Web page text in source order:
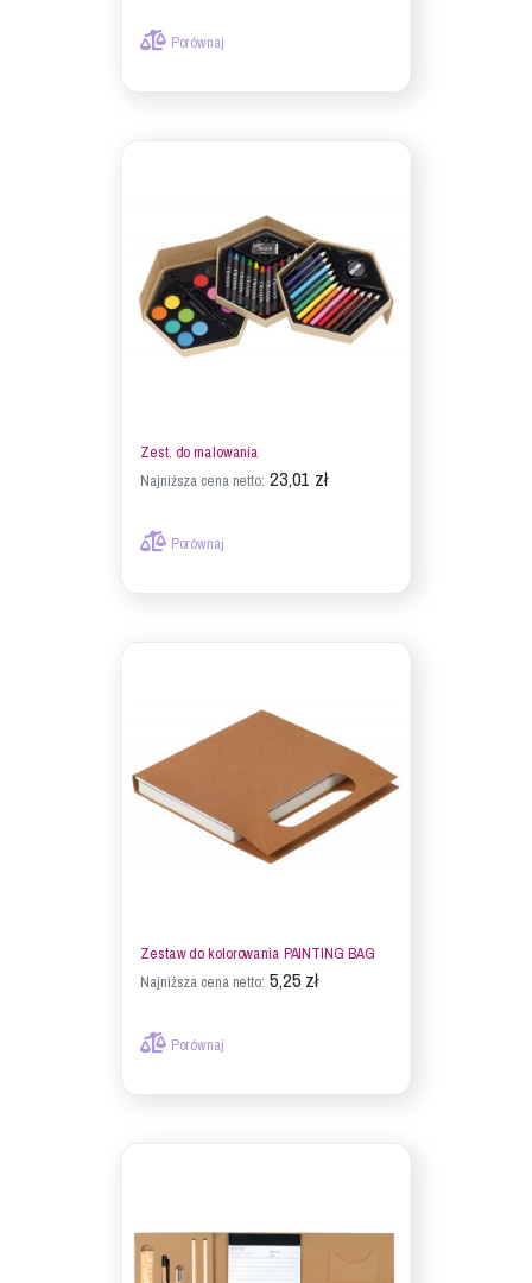
Porównaj
Zest. do malowania
Najniższa cena netto: 23,01 zł
Porównaj
Zestaw do kolorowania PAINTING BAG
Najniższa cena netto: 5,25 zł
Porównaj